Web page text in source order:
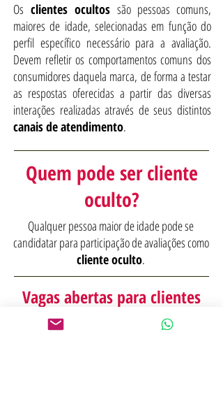
Os clientes ocultos são pessoas comuns,
maiores de idade, selecionadas em função do
perfil específico necessário para a avaliação.
Devem refletir os comportamentos comuns dos
consumidores daquela marca, de forma a testar
as respostas oferecidas a partir das diversas
interações realizadas através de seus distintos
canais de atendimento.
Quem pode ser cliente
oculto?
Qualquer pessoa maior de idade pode se
candidatar para participação de avaliações como
cliente oculto.
Vagas abertas para clientes
ocultos em João Pessoa (PB)